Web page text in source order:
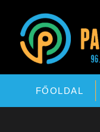
Paks FM
FŐOLDAL